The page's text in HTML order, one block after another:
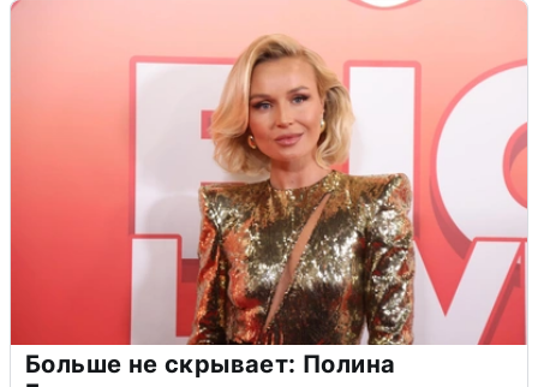
Больше не скрывает: Полина